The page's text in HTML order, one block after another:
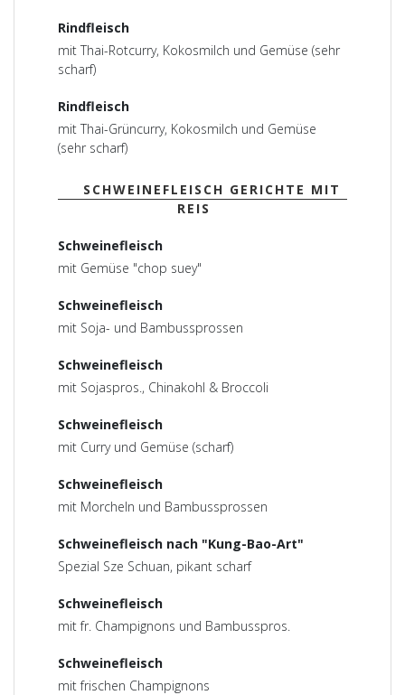
Rindfleisch
mit Thai-Rotcurry, Kokosmilch und Gemüse (sehr
scharf)
Rindfleisch
mit Thai-Grüncurry, Kokosmilch und Gemüse
(sehr scharf)
SCHWEINEFLEISCH GERICHTE MIT
REIS
Schweinefleisch
mit Gemüse "chop suey"
Schweinefleisch
mit Soja- und Bambussprossen
Schweinefleisch
mit Sojaspros., Chinakohl & Broccoli
Schweinefleisch
mit Curry und Gemüse (scharf)
Schweinefleisch
mit Morcheln und Bambussprossen
Schweinefleisch nach "Kung-Bao-Art"
Spezial Sze Schuan, pikant scharf
Schweinefleisch
mit fr. Champignons und Bambusspros.
Schweinefleisch
mit frischen Champignons